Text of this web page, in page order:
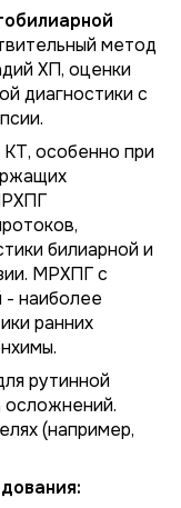
метод
ХП, оценки
диагностики с
особенно при
билиарной и
МРХПГ с
- наиболее
ранних
рутинной
осложнений.
(например,